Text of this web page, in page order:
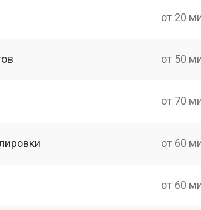
от 20
от 50
от 70
от 60
от 60